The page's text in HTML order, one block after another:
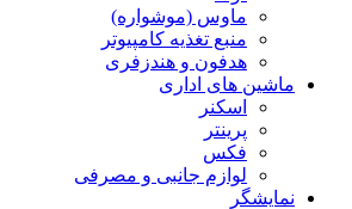
ماوس (موشواره)
منبع تغذیه کامپیوتر
هدفون و هندزفری
ماشین های اداری
اسکنر
پرینتر
فکس
لوازم جانبی و مصرفی
نمایشگر